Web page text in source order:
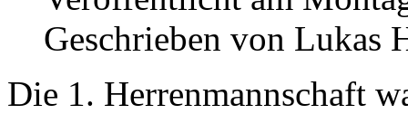
Geschrieben von Lukas
Die 1. Herrenmannschaft